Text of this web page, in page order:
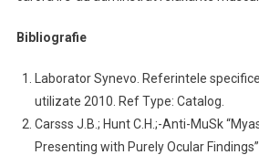
Bibliografie
Laborator Synevo. Referintele
utilizate 2010. Ref Type: Catalog.
Carsss J.B.; Hunt C.H.;-Anti-MuSk
Presenting with Purely Ocular